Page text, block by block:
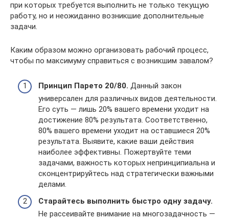
при которых требуется выполнить не только текущую
работу, но и неожиданно возникшие дополнительные
задачи.
Каким образом можно организовать рабочий процесс,
чтобы по максимуму справиться с возникшим завалом?
Принцип Парето 20/80. Данный закон
универсален для различных видов деятельности.
Его суть — лишь 20% вашего времени уходит на
достижение 80% результата. Соответственно,
80% вашего времени уходит на оставшиеся 20%
результата. Выявите, какие ваши действия
наиболее эффективны. Пожертвуйте теми
задачами, важность которых непринципиальна и
сконцентрируйтесь над стратегически важными
делами.
Старайтесь выполнить быстро одну задачу.
Не рассеивайте внимание на многозадачность —